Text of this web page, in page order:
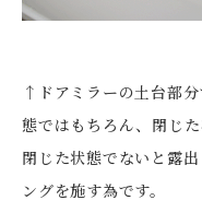
↑ドアミラーの土台部
態ではもちろん、閉じ
閉じた状態でないと露
ングを施す為です。